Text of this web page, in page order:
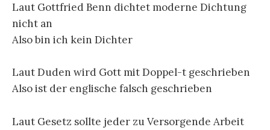
Laut Gottfried Benn dichtet moderne Dichtung
nicht an
Also bin ich kein Dichter
Laut Duden wird Gott mit Doppel-t geschrieben
Also ist der englische falsch geschrieben
Laut Gesetz sollte jeder zu Versorgende Arbeit